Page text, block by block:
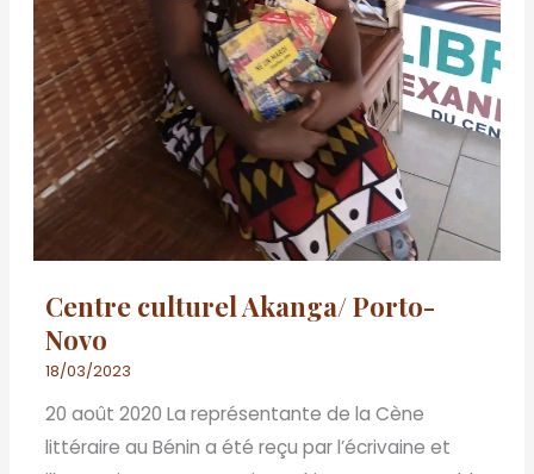
Centre culturel Akanga/ Porto-
Novo
18/03/2023
20 août 2020 La représentante de la Cène
littéraire au Bénin a été reçu par l’écrivaine et